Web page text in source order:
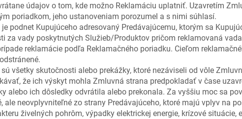
údajov o tom, kde možno Reklamáciu uplatniť. Uzavretím
poriadkom, jeho ustanoveniam porozumel a s nimi súhlasí.
je podnet Kupujúceho adresovaný Predávajúcemu, ktorým sa
za vady poskytnutých Služieb/Produktov pričom reklamovaná
reklamácie podľa Reklamačného poriadku. Cieľom
sú všetky skutočnosti alebo prekážky, ktoré nezáviseli od vôle
že ich výskyt mohla Zmluvná strana predpokladať v čase
alebo ich dôsledky odvrátila alebo prekonala. Za vyššiu moc sa
ale neovplyvniteľné zo strany Predávajúceho, ktoré majú vplyv na
živelných pohrôm, výpadky elektrickej energie, krízové